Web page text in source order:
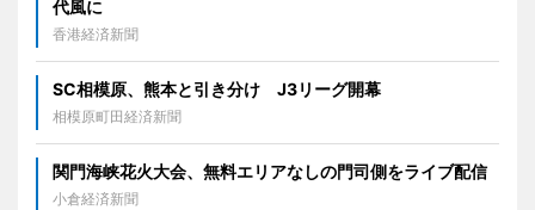
代風に
香港経済新聞
SC相模原、熊本と引き分け J3リーグ開幕
相模原町田経済新聞
関門海峡花火大会、無料エリアなしの門司側をライブ配信
小倉経済新聞